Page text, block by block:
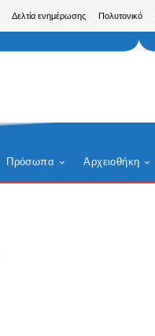
Δελτία ενημέρωσης Πολυτονικό
Πρόσωπα Αρχειοθήκη